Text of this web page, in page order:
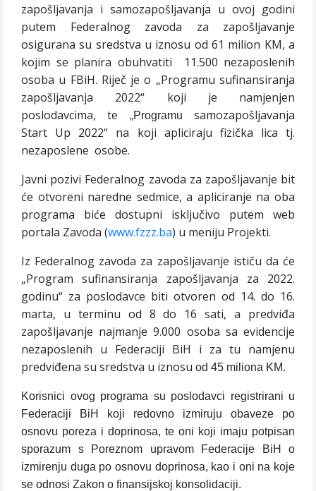
zapošljavanja i samozapošljavanja u ovoj godini
putem Federalnog zavoda za zapošljavanje
osigurana su sredstva u iznosu od 61 milion KM, a
kojim se planira obuhvatiti
11.500 nezaposlenih
osoba u FBiH. Riječ je o „Programu sufinansiranja
zapošljavanja 2022“ koji je namjenjen
poslodavcima, te
„Programusamozapošljavanja
Start Up 2022“ na koji apliciraju fizička lica tj.
nezaposlene osobe.
Javni pozivi Federalnog zavoda za zapošljavanje bit
će otvoreni naredne sedmice, a apliciranje na oba
programa biće dostupni isključivo putem web
portala Zavoda (www.fzzz.ba) u meniju Projekti.
Iz Federalnog zavoda za zapošljavanje ističu da će
„Program sufinansiranja zapošljavanja za 2022.
godinu“ za poslodavce biti otvoren od 14. do 16.
marta, u terminu od 8 do 16 sati, a predviđa
zapošljavanje najmanje 9.000 osoba sa evidencije
nezaposlenih u Federaciji BiH i za tu namjenu
predviđena su sredstva u iznosu od 45 miliona KM.
Korisnici ovog programa su poslodavci registrirani u
Federaciji BiH koji redovno izmiruju obaveze po
osnovu poreza i doprinosa, te oni koji imaju potpisan
sporazum s Poreznom upravom Federacije BiH o
izmirenju duga po osnovu doprinosa, kao i oni na koje
se odnosi Zakon o finansijskoj konsolidaciji.